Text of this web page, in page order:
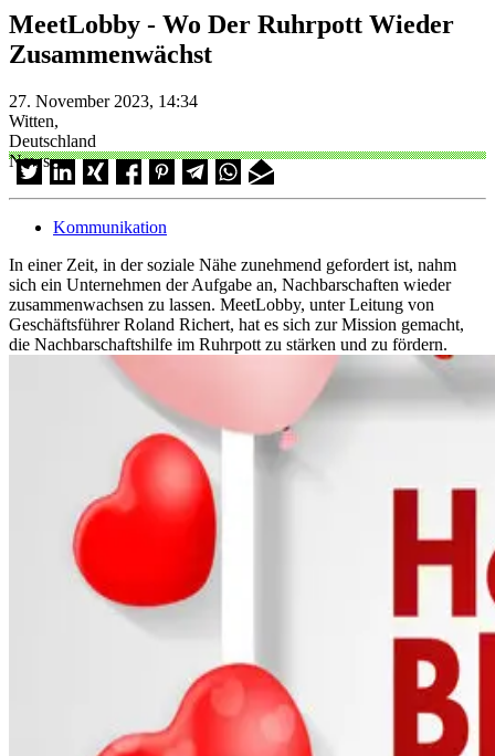
MeetLobby - Wo Der Ruhrpott Wieder
Zusammenwächst
27. November 2023, 14:34
Witten,
Deutschland
News
Kommunikation
In einer Zeit, in der soziale Nähe zunehmend gefordert ist, nahm
sich ein Unternehmen der Aufgabe an, Nachbarschaften wieder
zusammenwachsen zu lassen. MeetLobby, unter Leitung von
Geschäftsführer Roland Richert, hat es sich zur Mission gemacht,
die Nachbarschaftshilfe im Ruhrpott zu stärken und zu fördern.